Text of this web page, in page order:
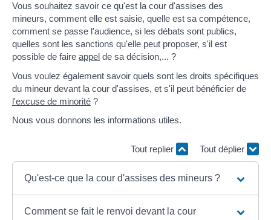
Vous souhaitez savoir ce qu'est la cour d'assises des
mineurs, comment elle est saisie, quelle est sa compétence,
comment se passe l'audience, si les débats sont publics,
quelles sont les sanctions qu'elle peut proposer, s'il est
possible de faire appel de sa décision,... ?
Vous voulez également savoir quels sont les droits spécifiques
du mineur devant la cour d'assises, et s'il peut bénéficier de
l'excuse de minorité ?
Nous vous donnons les informations utiles.
Tout replier Tout déplier
Qu'est-ce que la cour d'assises des mineurs ?
Comment se fait le renvoi devant la cour